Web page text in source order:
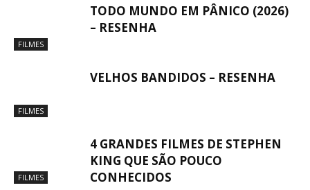
FILMES
TODO MUNDO EM PÂNICO (2026)
– RESENHA
FILMES
VELHOS BANDIDOS – RESENHA
FILMES
4 GRANDES FILMES DE STEPHEN
KING QUE SÃO POUCO
CONHECIDOS